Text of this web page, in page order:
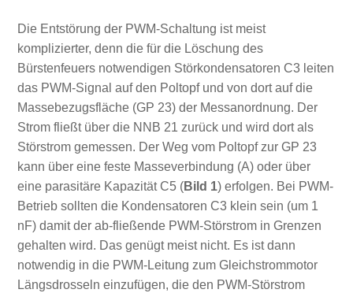
Die Entstörung der PWM-Schaltung ist meist
komplizierter, denn die für die Löschung des
Bürstenfeuers notwendigen Störkondensatoren C3 leiten
das PWM-Signal auf den Poltopf und von dort auf die
Massebezugsfläche (GP 23) der Messanordnung. Der
Strom fließt über die NNB 21 zurück und wird dort als
Störstrom gemessen. Der Weg vom Poltopf zur GP 23
kann über eine feste Masseverbindung (A) oder über
eine parasitäre Kapazität C5 (Bild 1) erfolgen. Bei PWM-
Betrieb sollten die Kondensatoren C3 klein sein (um 1
nF) damit der ab-fließende PWM-Störstrom in Grenzen
gehalten wird. Das genügt meist nicht. Es ist dann
notwendig in die PWM-Leitung zum Gleichstrommotor
Längsdrosseln einzufügen, die den PWM-Störstrom